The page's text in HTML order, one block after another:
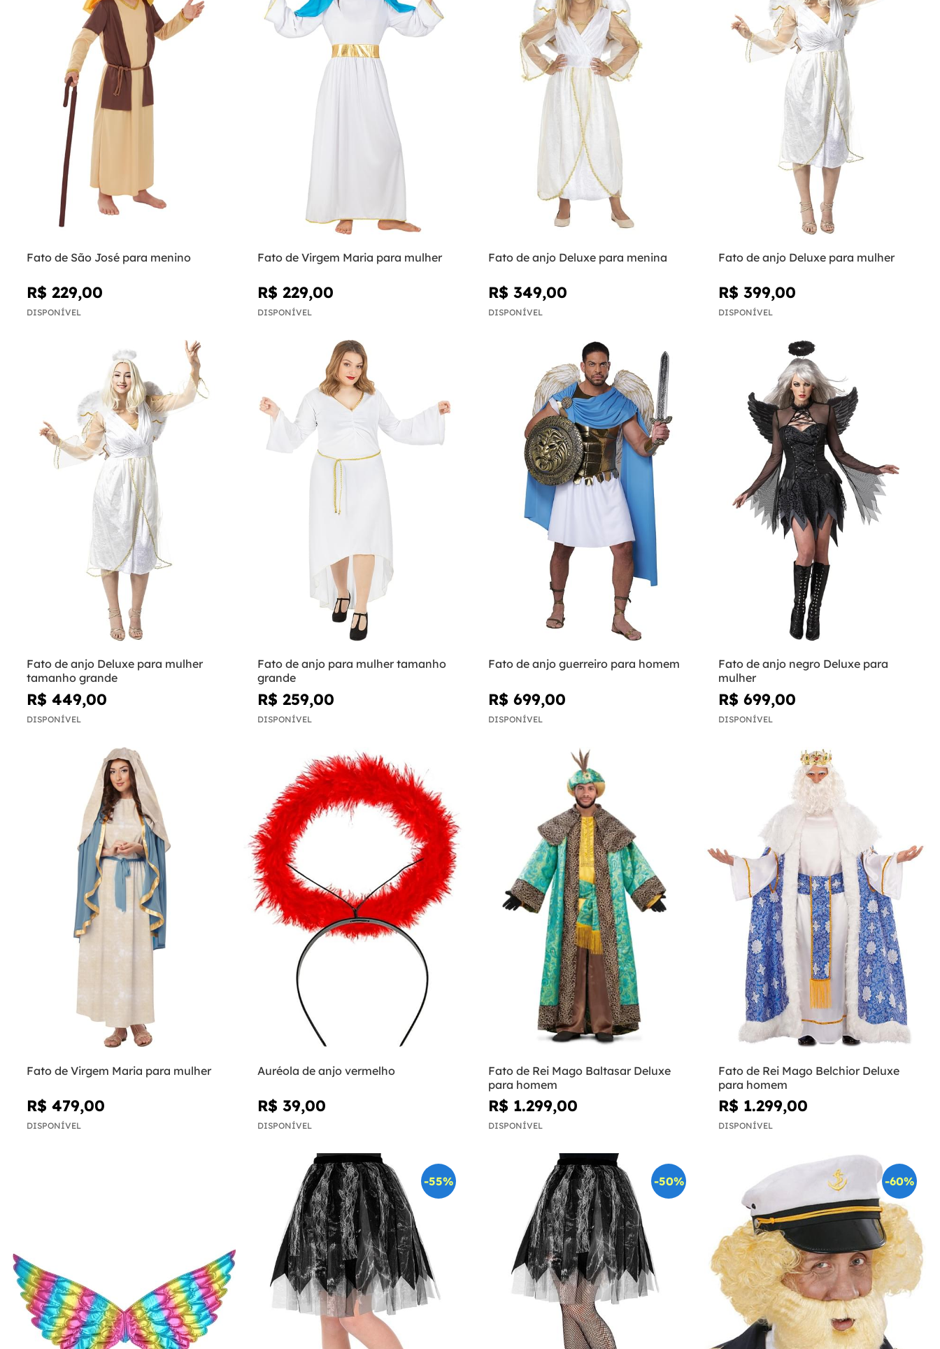
Fato de São José para menino
R$ 229,00
DISPONÍVEL
Fato de Virgem Maria para mulher
R$ 229,00
DISPONÍVEL
Fato de anjo Deluxe para menina
R$ 349,00
DISPONÍVEL
Fato de anjo Deluxe para mulher
R$ 399,00
DISPONÍVEL
Fato de anjo Deluxe para mulher
tamanho grande
R$ 449,00
DISPONÍVEL
Fato de anjo para mulher tamanho
grande
R$ 259,00
DISPONÍVEL
Fato de anjo guerreiro para homem
R$ 699,00
DISPONÍVEL
Fato de anjo negro Deluxe para
mulher
R$ 699,00
DISPONÍVEL
Fato de Virgem Maria para mulher
R$ 479,00
DISPONÍVEL
Auréola de anjo vermelho
R$ 39,00
DISPONÍVEL
Fato de Rei Mago Baltasar Deluxe
para homem
R$ 1.299,00
DISPONÍVEL
Fato de Rei Mago Belchior Deluxe
para homem
R$ 1.299,00
DISPONÍVEL
-55% -50% -60%